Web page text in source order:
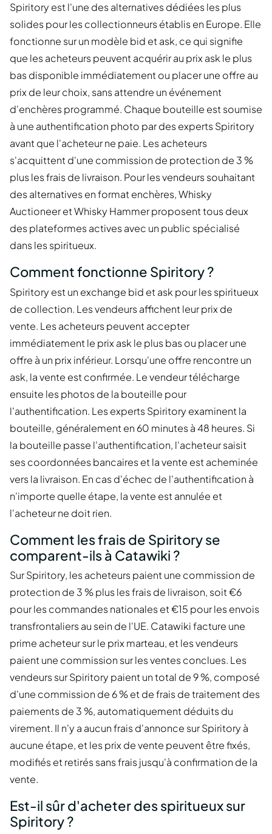
Spiritory est l'une des alternatives dédiées les plus
solides pour les collectionneurs établis en Europe. Elle
fonctionne sur un modèle bid et ask, ce qui signifie
que les acheteurs peuvent acquérir au prix ask le plus
bas disponible immédiatement ou placer une offre au
prix de leur choix, sans attendre un événement
d'enchères programmé. Chaque bouteille est soumise
à une authentification photo par des experts Spiritory
avant que l'acheteur ne paie. Les acheteurs
s'acquittent d'une commission de protection de 3 %
plus les frais de livraison. Pour les vendeurs souhaitant
des alternatives en format enchères, Whisky
Auctioneer et Whisky Hammer proposent tous deux
des plateformes actives avec un public spécialisé
dans les spiritueux.
Comment fonctionne Spiritory ?
Spiritory est un exchange bid et ask pour les spiritueux
de collection. Les vendeurs affichent leur prix de
vente. Les acheteurs peuvent accepter
immédiatement le prix ask le plus bas ou placer une
offre à un prix inférieur. Lorsqu'une offre rencontre un
ask, la vente est confirmée. Le vendeur télécharge
ensuite les photos de la bouteille pour
l'authentification. Les experts Spiritory examinent la
bouteille, généralement en 60 minutes à 48 heures. Si
la bouteille passe l'authentification, l'acheteur saisit
ses coordonnées bancaires et la vente est acheminée
vers la livraison. En cas d'échec de l'authentification à
n'importe quelle étape, la vente est annulée et
l'acheteur ne doit rien.
Comment les frais de Spiritory se
comparent-ils à Catawiki ?
Sur Spiritory, les acheteurs paient une commission de
protection de 3 % plus les frais de livraison, soit €6
pour les commandes nationales et €15 pour les envois
transfrontaliers au sein de l'UE. Catawiki facture une
prime acheteur sur le prix marteau, et les vendeurs
paient une commission sur les ventes conclues. Les
vendeurs sur Spiritory paient un total de 9 %, composé
d'une commission de 6 % et de frais de traitement des
paiements de 3 %, automatiquement déduits du
virement. Il n'y a aucun frais d'annonce sur Spiritory à
aucune étape, et les prix de vente peuvent être fixés,
modifiés et retirés sans frais jusqu'à confirmation de la
vente.
Est-il sûr d'acheter des spiritueux sur
Spiritory ?